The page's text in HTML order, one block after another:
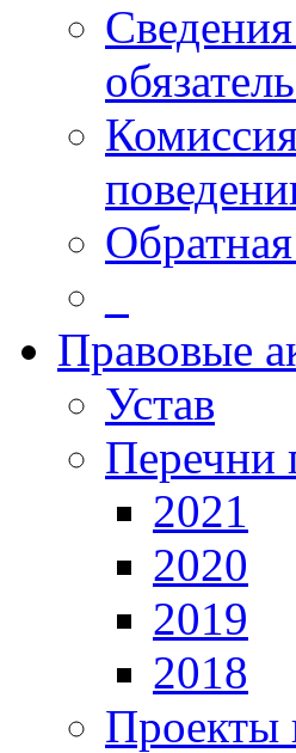
Правовые
Устав
Перечни
2021
2020
2019
2018
Проекты